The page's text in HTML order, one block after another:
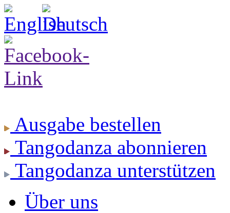
Ausgabe bestellen
Tangodanza abonnieren
Tangodanza unterstützen
Über uns